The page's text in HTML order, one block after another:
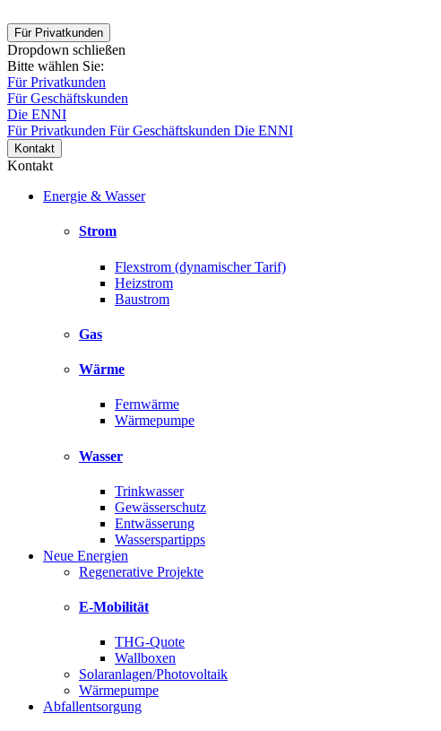
Für Privatkunden
Dropdown schließen
Bitte wählen Sie:
Für Privatkunden
Für Geschäftskunden
Die ENNI
Für Privatkunden Für Geschäftskunden Die ENNI
Kontakt
Kontakt
Energie & Wasser
Strom
Flexstrom (dynamischer Tarif)
Heizstrom
Baustrom
Gas
Wärme
Fernwärme
Wärmepumpe
Wasser
Trinkwasser
Gewässerschutz
Entwässerung
Wasserspartipps
Neue Energien
Regenerative Projekte
E-Mobilität
THG-Quote
Wallboxen
Solaranlagen/Photovoltaik
Wärmepumpe
Abfallentsorgung